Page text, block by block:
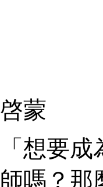
啓蒙
「想要
師嗎？那